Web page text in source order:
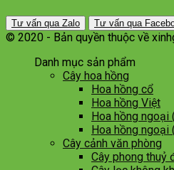
Tư vấn qua Zalo Tư vấn qua
© 2020 - Bản quyền thuộc về
Danh mục sản phẩm
Cây hoa hồng
Hoa hồng cổ
Hoa hồng Việt
Hoa hồng ngoại
Hoa hồng ngoại
Cây cảnh văn phòng
Cây phong thuỷ